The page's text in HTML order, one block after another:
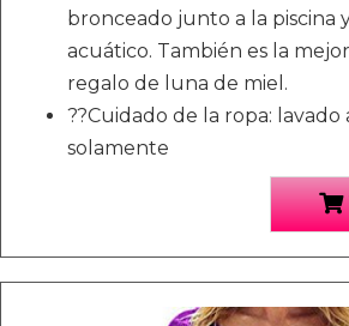
bronceado junto a la piscina
acuático. También es la
regalo de luna de miel.
??Cuidado de la ropa: lavado
solamente